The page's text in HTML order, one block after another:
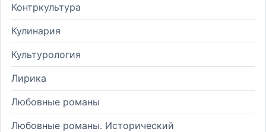
Контркультура
Кулинария
Культурология
Лирика
Любовные романы
Любовные романы. Исторический